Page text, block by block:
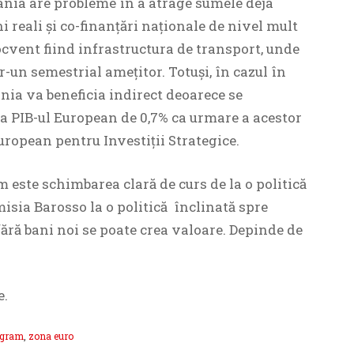
reali și co-finanțări naționale de nivel mult
fiind infrastructura de transport, unde
semestrial amețitor. Totuși, în cazul în
va beneficia indirect deoarece se
ul European de 0,7% ca urmare a acestor
pentru Investiții Strategice.
schimbarea clară de curs de la o politică
Barosso la o politică înclinată spre
bani noi se poate crea valoare. Depinde de
zona euro